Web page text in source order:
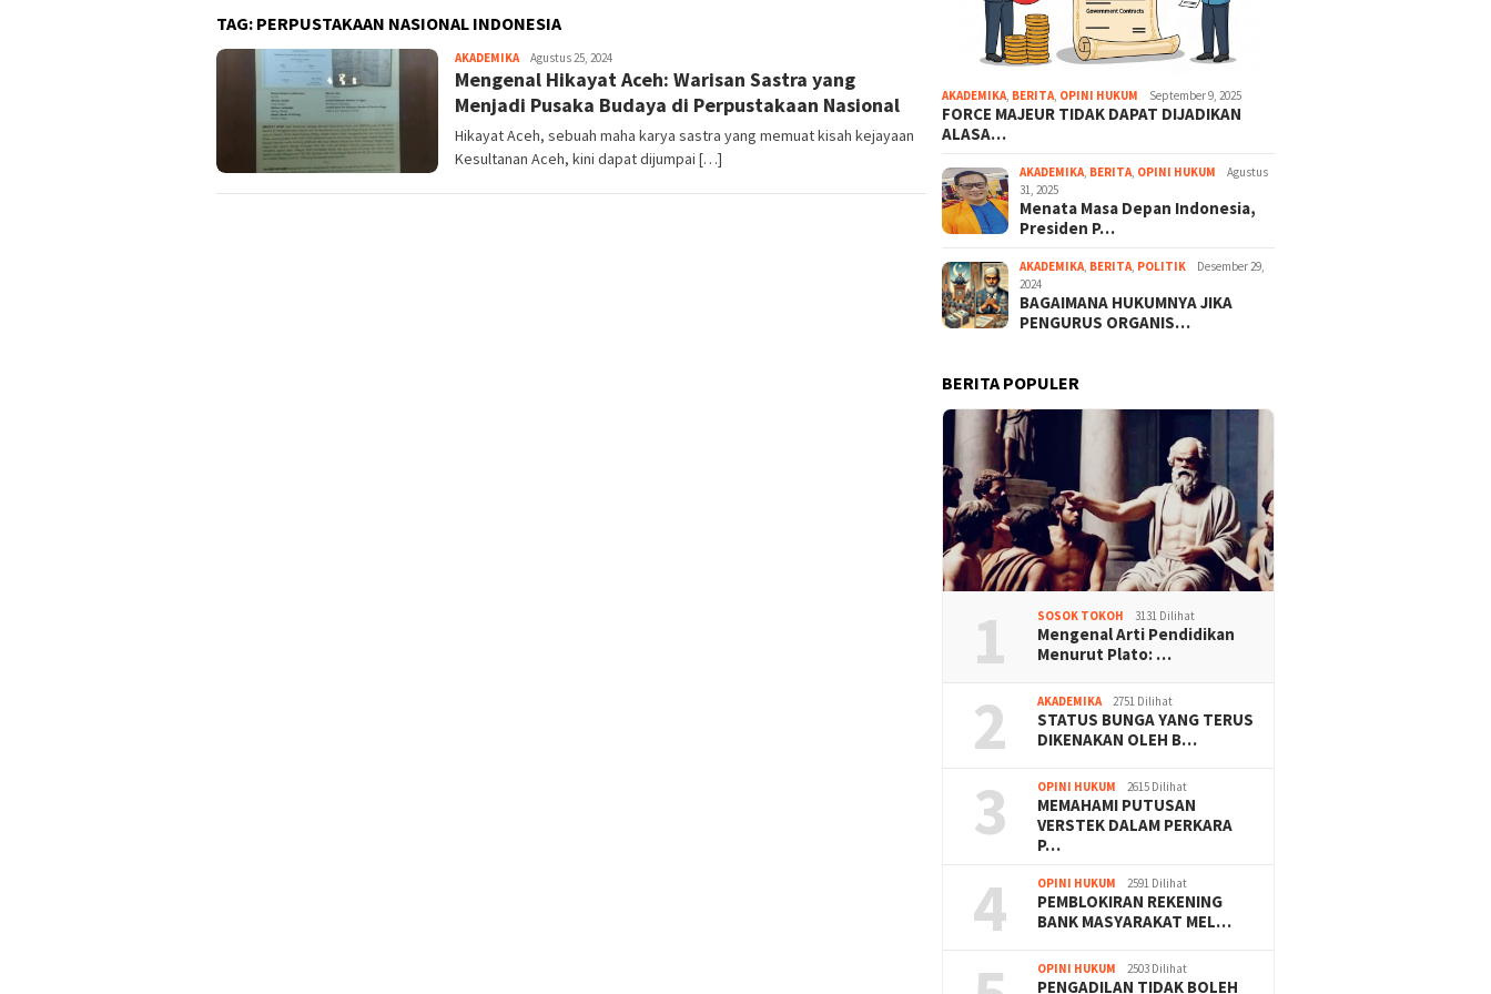
TAG: PERPUSTAKAAN NASIONAL INDONESIA
AKADEMIKABayu
Hidayah
Agustus 25, 2024
Mengenal Hikayat Aceh: Warisan Sastra yang
Menjadi Pusaka Budaya di Perpustakaan Nasional
Hikayat Aceh, sebuah maha karya sastra yang memuat kisah kejayaan
Kesultanan Aceh, kini dapat dijumpai […]
AKADEMIKA, BERITA, OPINI HUKUM September 9, 2025
FORCE MAJEUR TIDAK DAPAT DIJADIKAN
ALASA…
AKADEMIKA, BERITA, OPINI HUKUM
Agustus
31, 2025
Menata Masa Depan Indonesia,
Presiden P…
AKADEMIKA, BERITA, POLITIK
Desember 29,
2024
BAGAIMANA HUKUMNYA JIKA
PENGURUS ORGANIS…
BERITA POPULER
1 SOSOK TOKOH 3131 Dilihat
Mengenal Arti Pendidikan
Menurut Plato: …
2 AKADEMIKA 2751 Dilihat
STATUS BUNGA YANG TERUS
DIKENAKAN OLEH B…
3 OPINI HUKUM 2615 Dilihat
MEMAHAMI PUTUSAN
VERSTEK DALAM PERKARA
P…
4 OPINI HUKUM 2591 Dilihat
PEMBLOKIRAN REKENING
BANK MASYARAKAT MEL…
OPINI HUKUM 2503 Dilihat
PENGADILAN TIDAK BOLEH